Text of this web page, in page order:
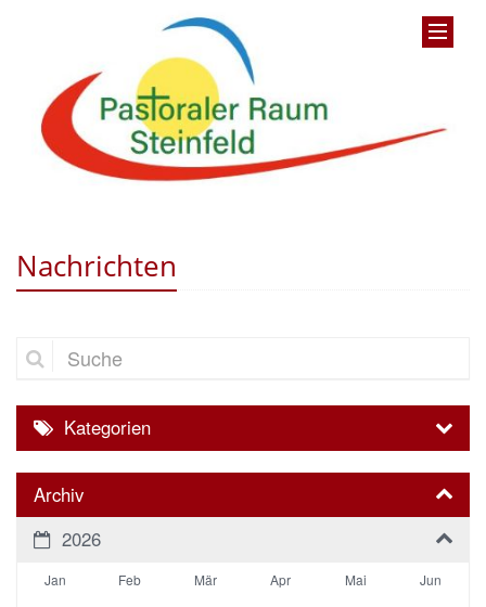
Nachrichten
Suche
Kategorien
Archiv
2026
Jan Feb Mär Apr Mai
Jun